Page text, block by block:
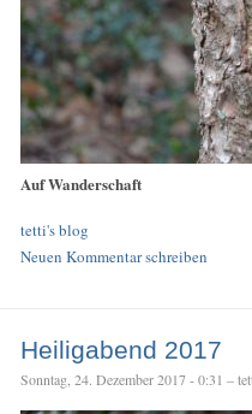
Auf Wanderschaft
tetti's blog
Neuen Kommentar schreiben
Heiligabend 2017
Sonntag, 24. Dezember 2017 - 0:31 –